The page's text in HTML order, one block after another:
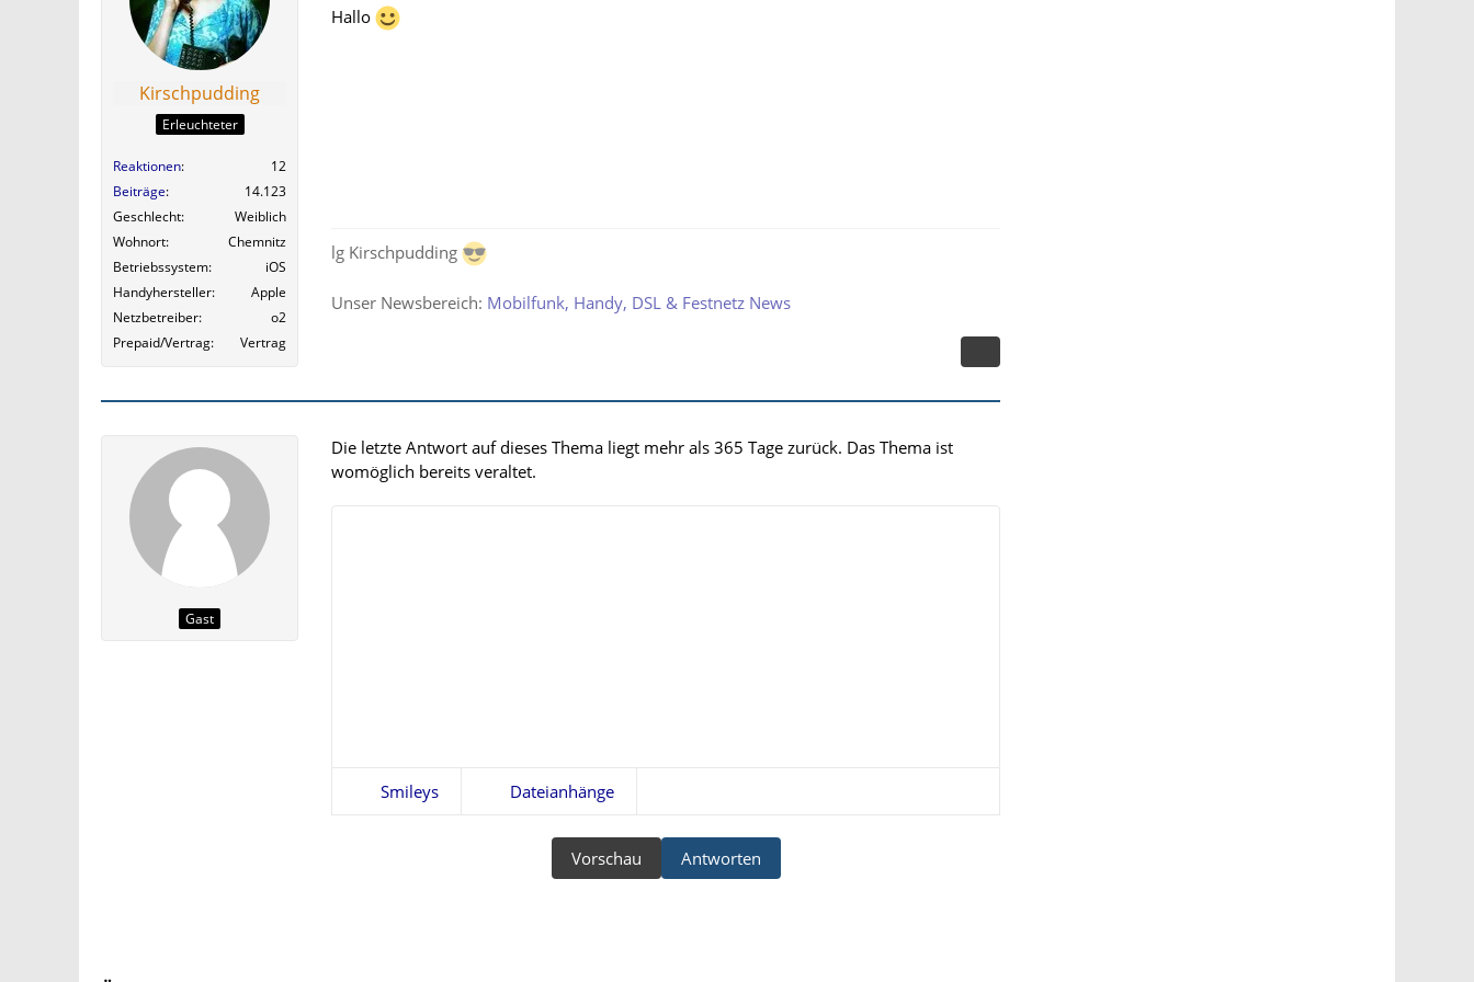
Kirschpudding
Erleuchteter
Reaktionen
12
Beiträge
14.123
Geschlecht
Weiblich
Wohnort
Chemnitz
Betriebssystem
iOS
Handyhersteller
Apple
Netzbetreiber
o2
Prepaid/Vertrag
Vertrag
Hallo
lg Kirschpudding
Unser Newsbereich: Mobilfunk, Handy, DSL & Festnetz News
Gast
Die letzte Antwort auf dieses Thema liegt mehr als 365 Tage zurück. Das Thema ist
womöglich bereits veraltet.
Smileys Dateianhänge
Antworten
Vorschau